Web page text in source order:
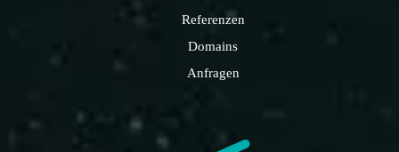
Referenzen
Domains
Anfragen